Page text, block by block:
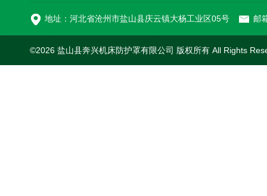
地址：河北省沧州市盐山县庆云镇大杨工业区05号 邮
©2026 盐山县奔兴机床防护罩有限公司 版权所有 All Rights